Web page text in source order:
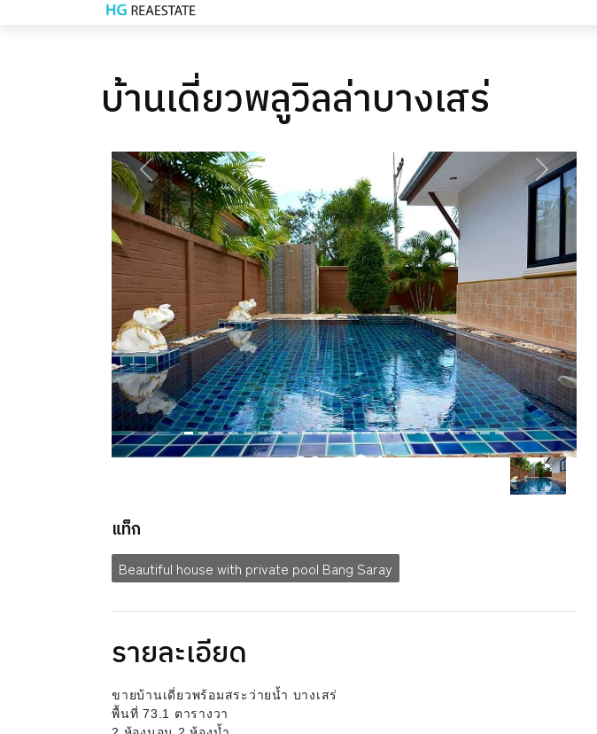
บ้านเดี่ยวพลูวิลล่าบางเสร่
PREVIOUS NEXT
แท็ก
Beautiful house with private pool Bang Saray
รายละเอียด
ขายบ้านเดี่ยวพร้อมสระว่ายน้ำ บางเสร่
พื้นที่ 73.1 ตารางวา